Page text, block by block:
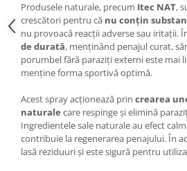
Produsele naturale, precum Itec NAT,
crescători pentru că nu conțin
nu provoacă reacții adverse sau iritații.
de durată, menținând penajul curat,
porumbel fără paraziți externi este mai
menține forma sportivă optimă.
Acest spray acționează prin crearea
naturale care respinge și elimină
Ingredientele sale naturale au efect
contribuie la regenerarea penajului. În
lasă reziduuri și este sigură pentru